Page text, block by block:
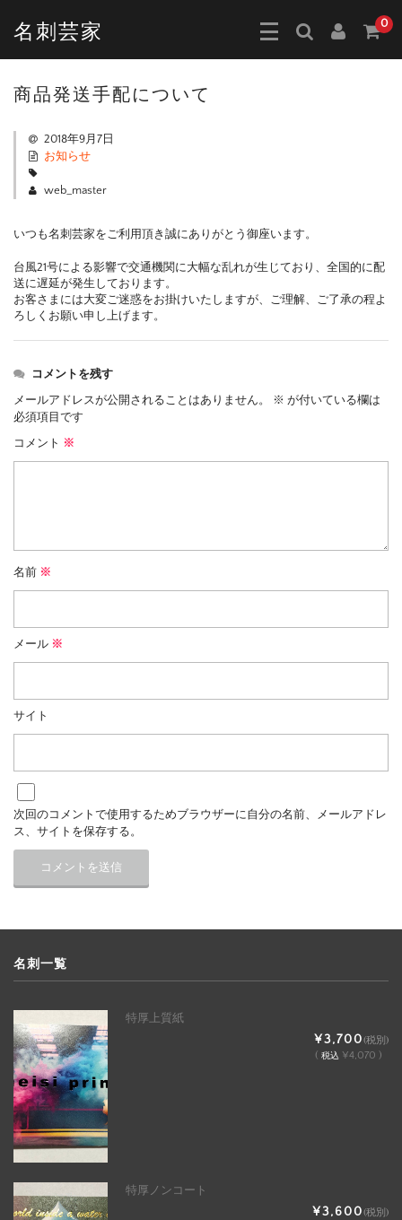
名刺芸家 0
商品発送手配について
2018年9月7日
お知らせ
web_master
いつも名刺芸家をご利用頂き誠にありがとう御座います。
台風21号による影響で交通機関に大幅な乱れが生じており、全国的に配
送に遅延が発生しております。
お客さまには大変ご迷惑をお掛けいたしますが、ご理解、ご了承の程よ
ろしくお願い申し上げます。
コメントを残す
メールアドレスが公開されることはありません。 ※ が付いている欄は
必須項目です
コメント ※
名前 ※
メール ※
サイト
次回のコメントで使用するためブラウザーに自分の名前、メールアドレ
ス、サイトを保存する。
名刺一覧
特厚上質紙
¥3,700(税別)
( 税込 ¥4,070 )
特厚ノンコート
¥3,600(税別)